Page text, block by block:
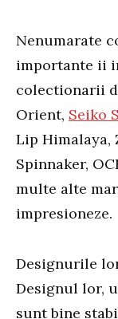
Nenumarate
importante ii
colectionarii
Orient, Seiko
Lip Himalaya,
Spinnaker,
multe alte
impresioneze.
Designurile
Designul lor,
sunt bine